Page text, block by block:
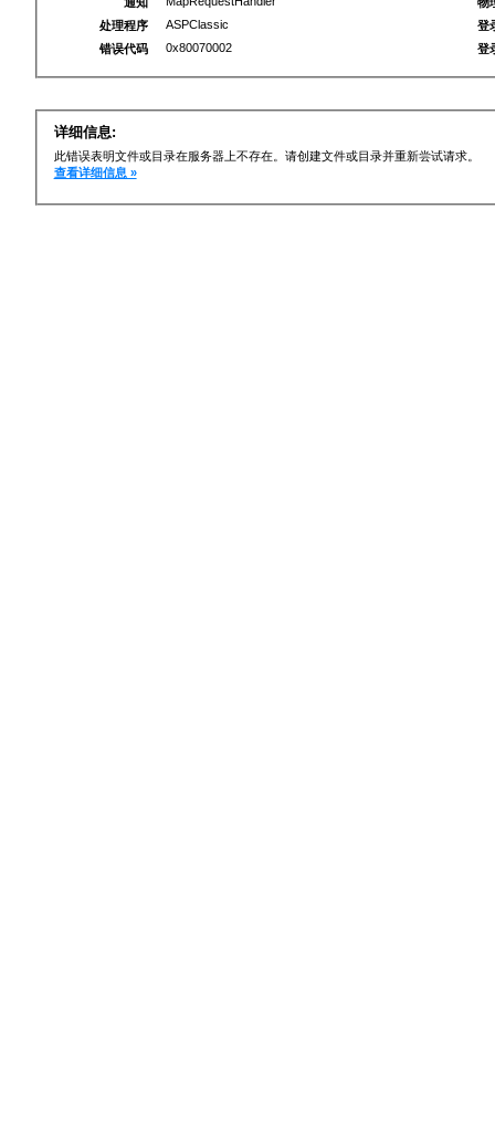
处理程序
ASPClassic
错误代码
0x80070002
登
登
详细信息:
此错误表明文件或目录在服务器上不存在。请创建文件或目录并重新尝试请求。
查看详细信息 »